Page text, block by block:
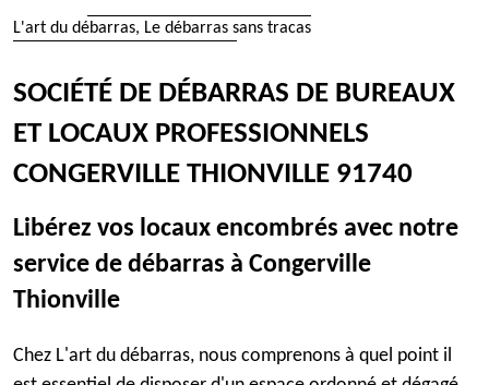
L'art du débarras, Le débarras sans tracas
SOCIÉTÉ DE DÉBARRAS DE BUREAUX
ET LOCAUX PROFESSIONNELS
CONGERVILLE THIONVILLE 91740
Libérez vos locaux encombrés avec notre
service de débarras à Congerville
Thionville
Chez L'art du débarras, nous comprenons à quel point il